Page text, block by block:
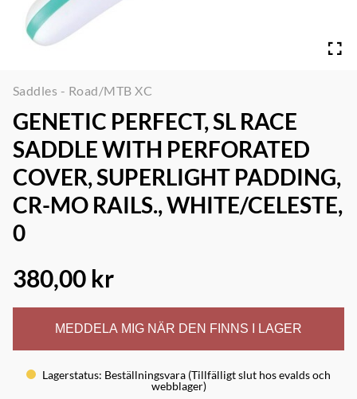
Saddles - Road/MTB XC
GENETIC PERFECT, SL RACE
SADDLE WITH PERFORATED
COVER, SUPERLIGHT PADDING,
CR-MO RAILS., WHITE/CELESTE,
0
380,00 kr
MEDDELA MIG NÄR DEN FINNS I LAGER
Lagerstatus: Beställningsvara (Tillfälligt slut hos evalds och
webblager)